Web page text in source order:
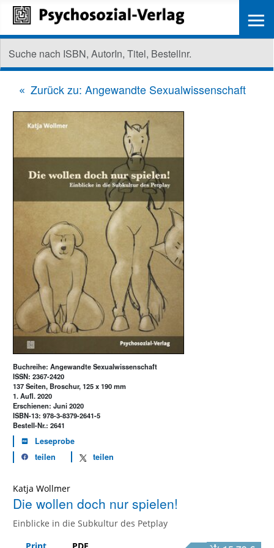
Zurück zu: Angewandte Sexualwissenschaft
Buchreihe: Angewandte Sexualwissenschaft
ISSN: 2367-2420
137 Seiten, Broschur, 125 x 190 mm
1. Aufl. 2020
Erschienen: Juni 2020
ISBN-13: 978-3-8379-2641-5
Bestell-Nr.: 2641
Leseprobe
teilen
teilen
Katja Wollmer
Die wollen doch nur spielen!
Einblicke in die Subkultur des Petplay
≡